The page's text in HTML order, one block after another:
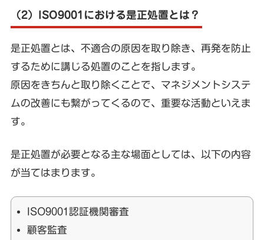
（2）ISO9001における是正処置とは？
是正処置とは、不適合の原因を取り除き、再発を防止
するために講じる処置のことを指します。
原因をきちんと取り除くことで、マネジメントシステ
ムの改善にも繋がってくるので、重要な活動といえま
す。
是正処置が必要となる主な場面としては、以下の内容
が当てはまります。
ISO9001認証機関審査
顧客監査